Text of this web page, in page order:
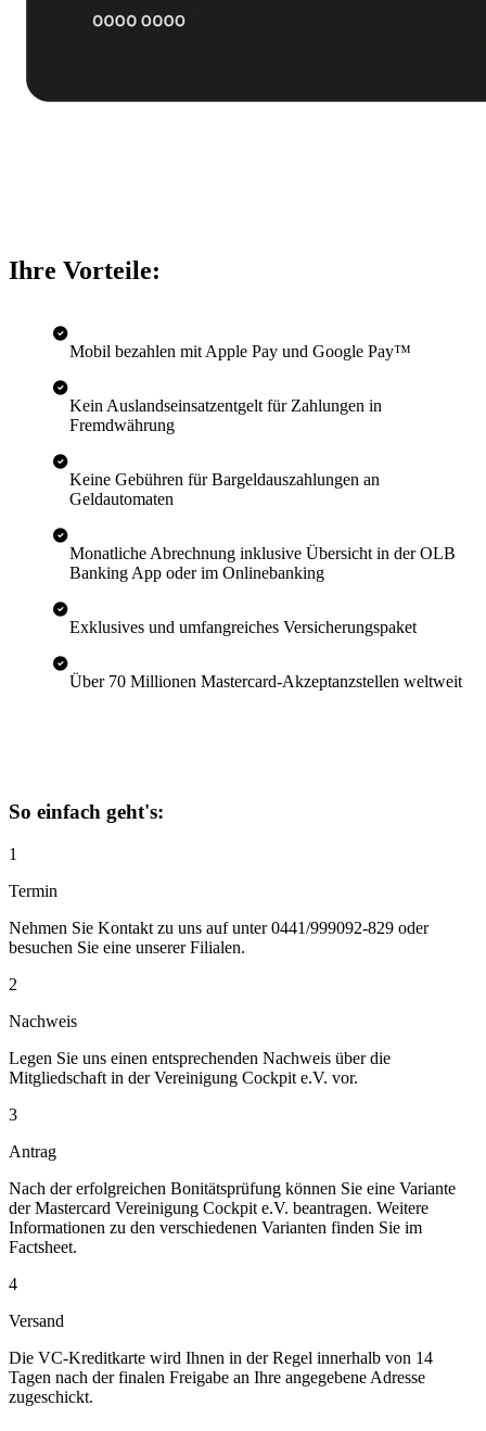
Ihre Vorteile:
Mobil bezahlen mit Apple Pay und Google Pay­™
Kein Auslandseinsatzentgelt für Zahlungen in
Fremdwährung
Keine Gebühren für Bargeldauszahlungen an
Geldautomaten
Monatliche Abrechnung inklusive Übersicht in der OLB
Banking App oder im Onlinebanking
Exklusives und umfangreiches Versicherungspaket
Über 70 Millionen Mastercard-Akzeptanzstellen weltweit
So einfach geht's:
1
Termin
Nehmen Sie Kontakt zu uns auf unter0441/999092-829 oder
besuchen Sie eine unserer Filialen.
2
Nachweis
Legen Sie uns einen entsprechenden Nachweis über die
Mitgliedschaft in der Vereinigung Cockpit e.V. vor.
3
Antrag
Nach der erfolgreichen Bonitätsprüfung können Sie eine Variante
der Mastercard Vereinigung Cockpit e.V. beantragen. Weitere
Informationen zu den verschiedenen Varianten finden Sie im
Factsheet.
4
Versand
Die VC-Kreditkarte wird Ihnen in der Regel innerhalb von 14
Tagen nach der finalen Freigabe an Ihre angegebene Adresse
zugeschickt.